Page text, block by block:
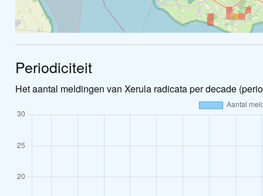
Periodiciteit
Het aantal meldingen van Xerula radicata per decade